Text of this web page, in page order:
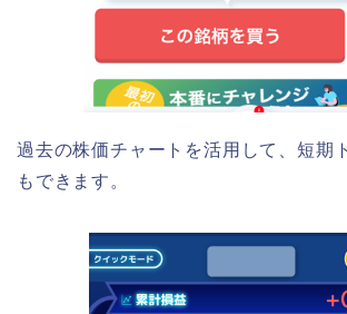
過去の株価チャートを活用して、短期
もできます。